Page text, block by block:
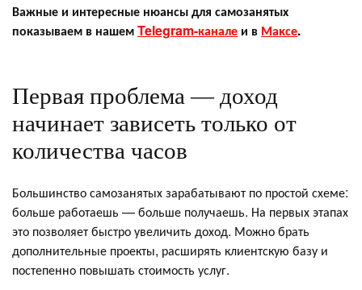
Важные и интересные нюансы для самозанятых
показываем в нашемTelegram-канале и в Максе.
Первая проблема — доход
начинает зависеть только от
количества часов
Большинство самозанятых зарабатывают по простой схеме:
больше работаешь — больше получаешь. На первых этапах
это позволяет быстро увеличить доход. Можно брать
дополнительные проекты, расширять клиентскую базу и
постепенно повышать стоимость услуг.